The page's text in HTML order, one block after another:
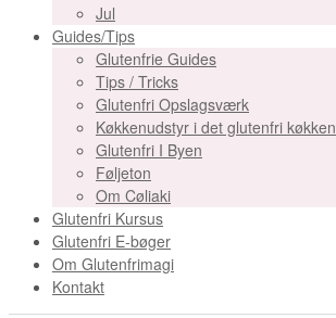
Jul
Guides/Tips
Glutenfrie Guides
Tips / Tricks
Glutenfri Opslagsværk
Køkkenudstyr i det glutenfri køkken
Glutenfri I Byen
Føljeton
Om Cøliaki
Glutenfri Kursus
Glutenfri E-bøger
Om Glutenfrimagi
Kontakt